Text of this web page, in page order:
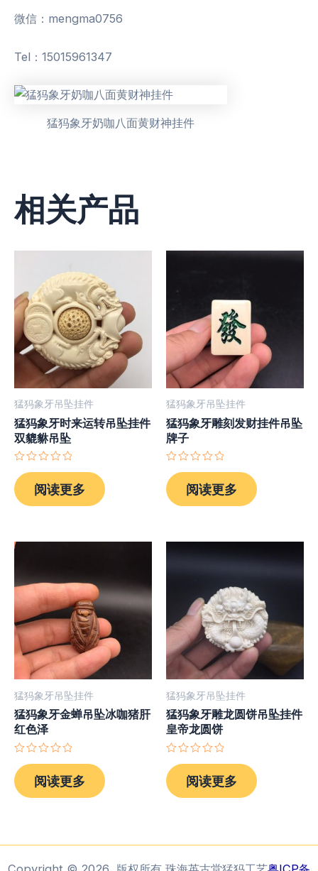
微信：mengma0756
Tel：15015961347
猛犸象牙奶咖八面黄财神挂件
相关产品
猛犸象牙吊坠挂件
猛犸象牙时来运转吊坠挂件
双貔貅吊坠
评
分
0
&sol;
阅读更多
猛犸象牙吊坠挂件
猛犸象牙雕刻发财挂件吊坠
牌子
评
分
0
&sol;
阅读更多
猛犸象牙吊坠挂件
猛犸象牙金蝉吊坠冰咖猪肝
红色泽
分
0
&sol;
阅读更多
猛犸象牙吊坠挂件
猛犸象牙雕龙圆饼吊坠挂件
皇帝龙圆饼
分
0
&sol;
阅读更多